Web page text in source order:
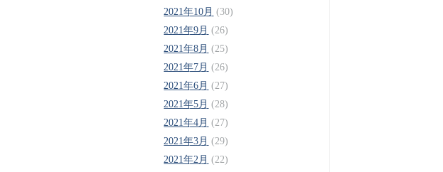
2021年10月 (30)
2021年9月 (26)
2021年8月 (25)
2021年7月 (26)
2021年6月 (27)
2021年5月 (28)
2021年4月 (27)
2021年3月 (29)
2021年2月 (22)